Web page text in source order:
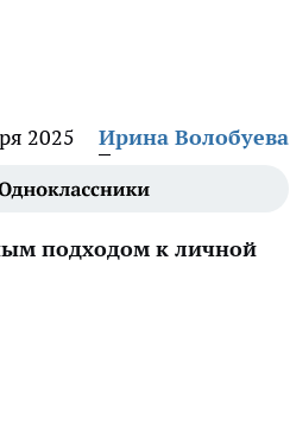
2025 Ирина Волобуева
подходом к личной